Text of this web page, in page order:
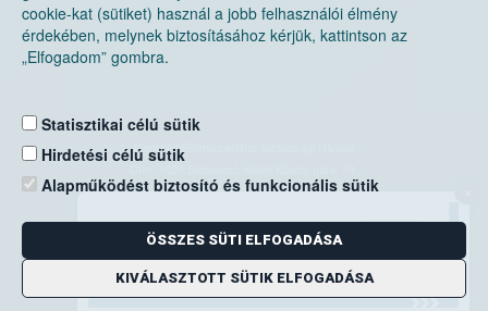
cookie-kat (sütiket) használ a jobb felhasználói élmény
érdekében, melynek biztosításához kérjük, kattintson az
„Elfogadom” gombra.
Statisztikai célú sütik
Hirdetési célú sütik
Alapműködést biztosító és funkcionális sütik
ÖSSZES SÜTI ELFOGADÁSA
KIVÁLASZTOTT SÜTIK ELFOGADÁSA
Nemzeti Élelmiszerlánc-biztonsági Hivatal
Levelezési cím: 1525 Budapest. Pf. 30.
E-mail:ugyfelszolgalat@nebih.gov.hu
Zöld szám: 06-80/263-244
Telefon: 06-1/ 336-9000